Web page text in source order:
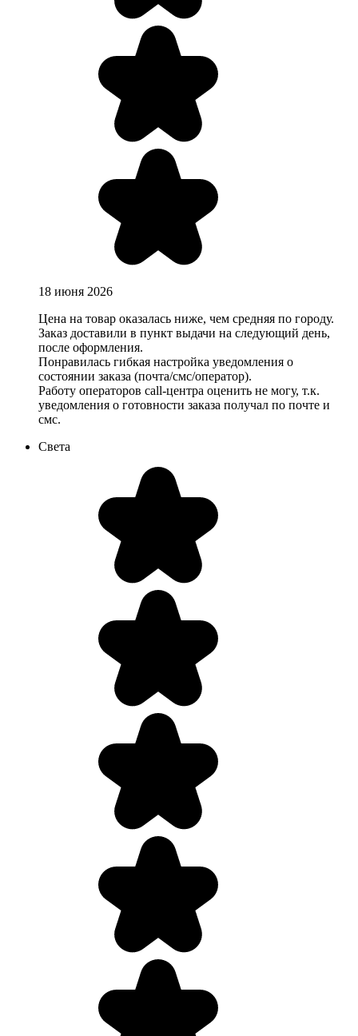
18 июня 2026
Цена на товар оказалась ниже, чем средняя по городу.
Заказ доставили в пункт выдачи на следующий день,
после оформления.
Понравилась гибкая настройка уведомления о
состоянии заказа (почта/смс/оператор).
Работу операторов call-центра оценить не могу, т.к.
уведомления о готовности заказа получал по почте и
смс.
Света